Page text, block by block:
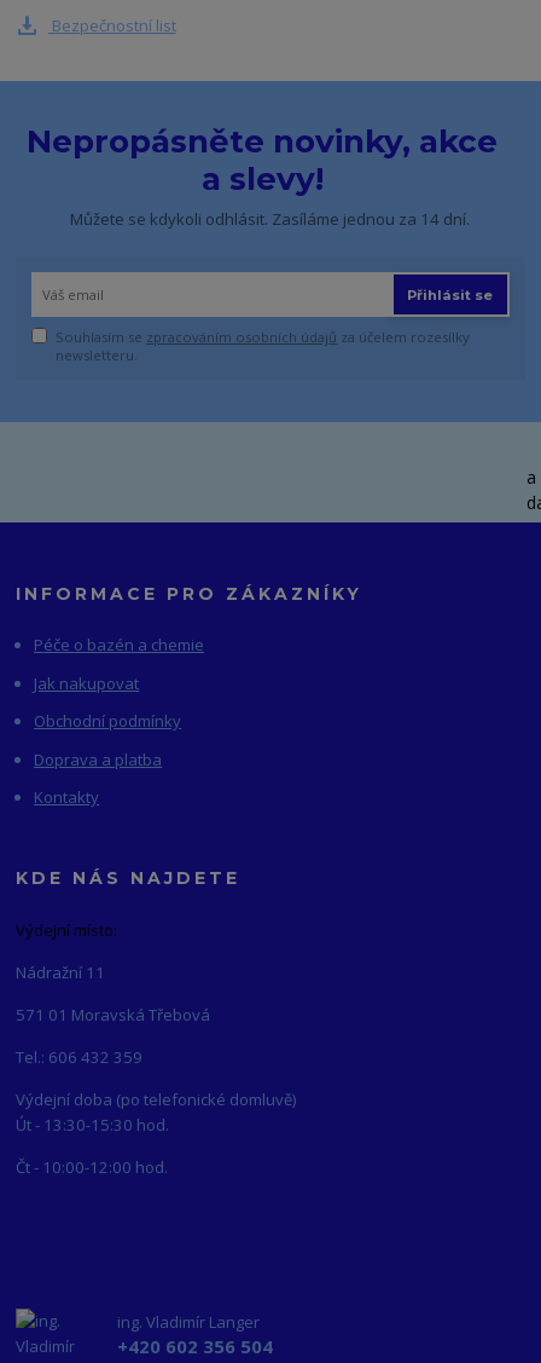
Bezpečnostní list
Nepropásněte novinky, akce
a slevy!
Můžete se kdykoli odhlásit. Zasíláme jednou za 14 dní.
Přihlásit se
Souhlasím se zpracováním osobních údajů za účelem rozesílky
newsletteru.
a
INFORMACE PRO ZÁKAZNÍKY
Péče o bazén a chemie
Jak nakupovat
Obchodní podmínky
Doprava a platba
Kontakty
KDE NÁS NAJDETE
Výdejní místo:
Nádražní 11
571 01 Moravská Třebová
Tel.: 606 432 359
Výdejní doba (po telefonické domluvě)
Út - 13:30-15:30 hod.
Čt - 10:00-12:00 hod.
ing. Vladimír Langer
+420 602 356 504